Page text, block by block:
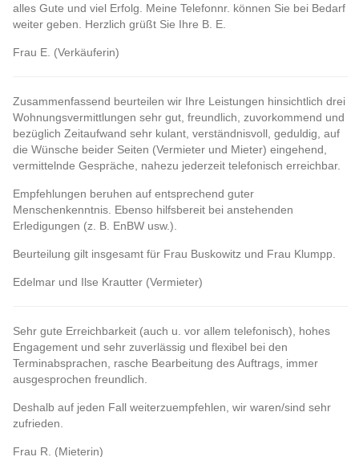
alles Gute und viel Erfolg. Meine Telefonnr. können Sie bei Bedarf
weiter geben. Herzlich grüßt Sie Ihre B. E.
Frau E. (Verkäuferin)
Zusammenfassend beurteilen wir Ihre Leistungen hinsichtlich drei
Wohnungsvermittlungen sehr gut, freundlich, zuvorkommend und
bezüglich Zeitaufwand sehr kulant, verständnisvoll, geduldig, auf
die Wünsche beider Seiten (Vermieter und Mieter) eingehend,
vermittelnde Gespräche, nahezu jederzeit telefonisch erreichbar.
Empfehlungen beruhen auf entsprechend guter
Menschenkenntnis. Ebenso hilfsbereit bei anstehenden
Erledigungen (z. B. EnBW usw.).
Beurteilung gilt insgesamt für Frau Buskowitz und Frau Klumpp.
Edelmar und Ilse Krautter (Vermieter)
Sehr gute Erreichbarkeit (auch u. vor allem telefonisch), hohes
Engagement und sehr zuverlässig und flexibel bei den
Terminabsprachen, rasche Bearbeitung des Auftrags, immer
ausgesprochen freundlich.
Deshalb auf jeden Fall weiterzuempfehlen, wir waren/sind sehr
zufrieden.
Frau R. (Mieterin)